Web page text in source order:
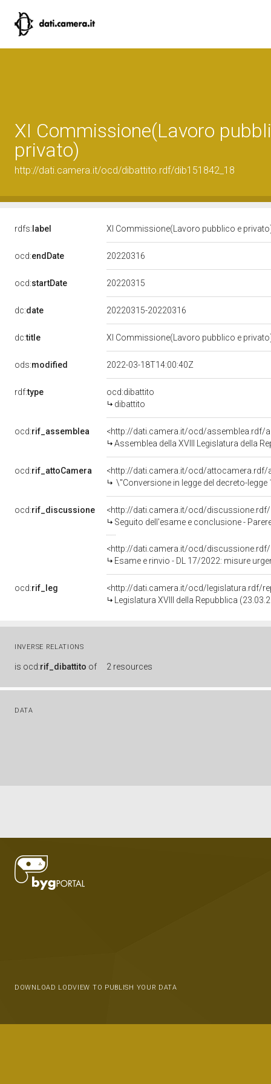
XI Commissione(Lavoro
privato)
http://dati.camera.it/ocd/dibattito.rdf/dib151842_18
rdfs: label XI Commissione(Lavoro pubblico e
ocd:endDate 20220316
ocd:startDate 20220315
dc:date 20220315-20220316
dc:title XI Commissione(Lavoro pubblico e
ods:modified 2022-03-18T14:00:40Z
rdf:type
ocd:dibattito
dibattito
ocd:rif_assemblea
<http://dati.camera.it/ocd/assemblea.rdf/
Assemblea della XVIII Legislatura della
ocd:rif_attoCamera
<http://dati.camera.it/ocd/attocamera.rdf/
\"Conversione in legge del decreto-legge 1&deg; marzo 2022, n. 17, recante misure urgenti per il
ocd:rif_discussione
<http://dati.camera.it/ocd/discussione.rdf/
Seguito dell'esame e conclusione - Parere favorevole - DL 17/2022: misure
<http://dati.camera.it/ocd/discussione.rdf/
Esame e rinvio - DL 17/2022: misure urgenti per il contenimento
ocd:rif_leg
<http://dati.camera.it/ocd/legislatura.rdf/
Legislatura XVIII della Repubblica
INVERSE RELATIONS
is ocd:rif_dibattito of 2 resources
DATA
DOWNLOAD LODVIEW TO PUBLISH YOUR DATA